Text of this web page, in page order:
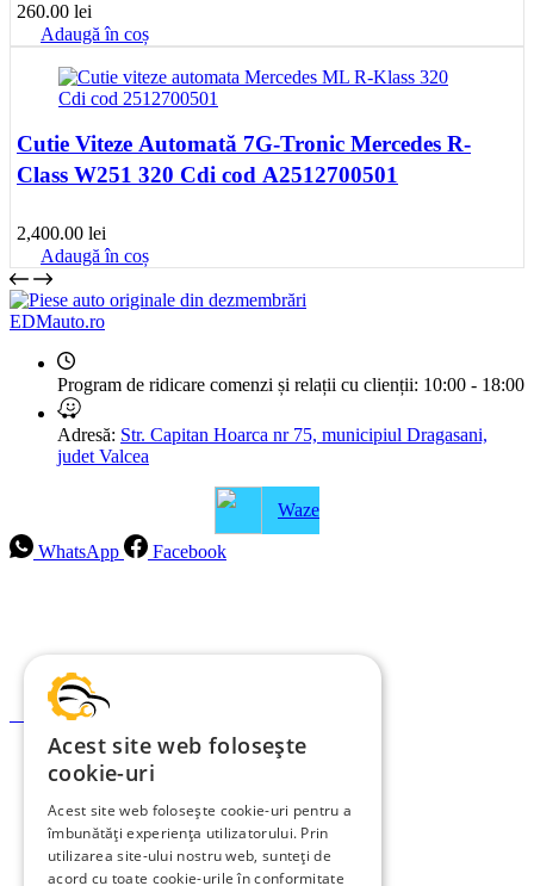
260.00 lei
Adaugă în coș
Cutie Viteze Automată 7G-Tronic Mercedes R-
Class W251 320 Cdi cod A2512700501
2,400.00 lei
Adaugă în coș
EDMauto.ro
Program de ridicare comenzi și relații cu clienții: 10:00 - 18:00
Adresă: Str. Capitan Hoarca nr 75, municipiul Dragasani,
judet Valcea
Waze
WhatsApp
Facebook
Politica de ramburs și retur
Formular de retur
Garanții
Termeni și condiții
Politica de Cookies
Acest site web folosește
cookie-uri
Acest site web folosește cookie-uri pentru a
îmbunătăți experiența utilizatorului. Prin
utilizarea site-ului nostru web, sunteți de
acord cu toate cookie-urile în conformitate